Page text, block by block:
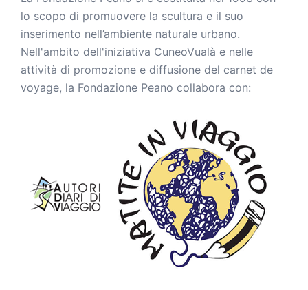
lo scopo di promuovere la scultura e il suo
inserimento nell’ambiente naturale urbano.
Nell'ambito dell'iniziativa CuneoVualà e nelle
attività di promozione e diffusione del carnet de
voyage, la Fondazione Peano collabora con: